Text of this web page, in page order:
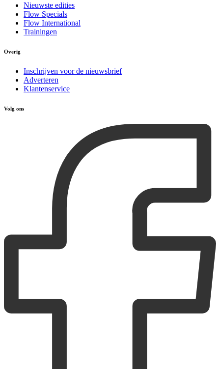
Nieuwste edities
Flow Specials
Flow International
Trainingen
Overig
Inschrijven voor de nieuwsbrief
Adverteren
Klantenservice
Volg ons